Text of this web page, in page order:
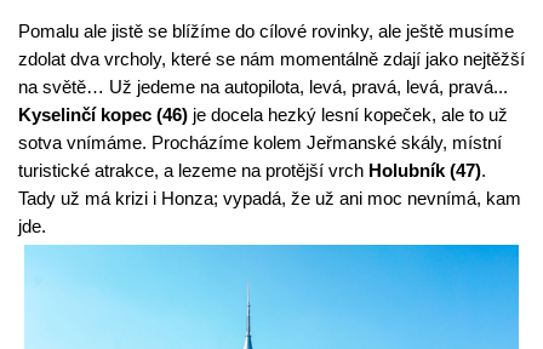
Pomalu ale jistě se blížíme do cílové rovinky, ale ještě musíme
zdolat dva vrcholy, které se nám momentálně zdají jako nejtěžší
na světě… Už jedeme na autopilota, levá, pravá, levá, pravá...
Kyselinčí kopec (46) je docela hezký lesní kopeček, ale to už
sotva vnímáme. Procházíme kolem Jeřmanské skály, místní
turistické atrakce, a lezeme na protější vrch Holubník (47).
Tady už má krizi i Honza; vypadá, že už ani moc nevnímá, kam
jde.